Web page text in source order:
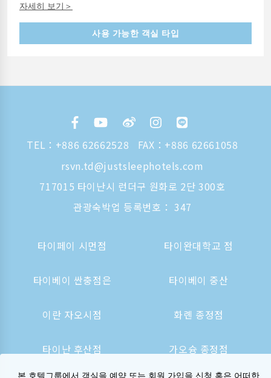
자세히 보기＞
사용 가능한 객실 타입
TEL： +886 62662528
FAX：+886 62661058
rsvn.td@justsleephotels.com
717015 타이난시 런더구 원화로 2단 300호
관광숙박업 등록번호： 347
타이페이 시먼점 타이완대학교 점
타이베이 싼충점은 타이베이 중산
이란 자오시점 화롄 종정점
타이난 후산점 가오슝 종정점
본 호텔그룹에서 객실을 예약 또는 회원 가입을 신청 혹은 어떠한